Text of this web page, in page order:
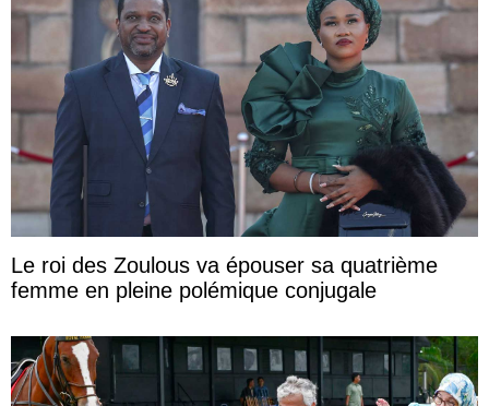
Le roi des Zoulous va épouser sa quatrième
femme en pleine polémique conjugale